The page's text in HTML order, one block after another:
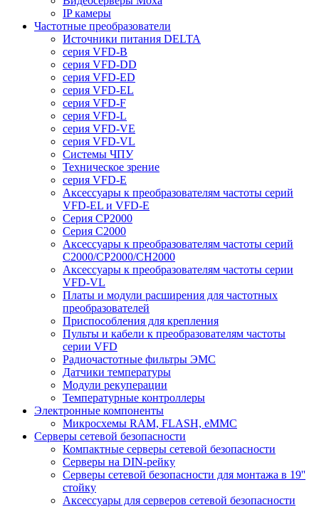
IP камеры
Частотные преобразователи
Источники питания DELTA
серия VFD-B
серия VFD-DD
серия VFD-ED
серия VFD-EL
серия VFD-F
серия VFD-L
серия VFD-VE
серия VFD-VL
Системы ЧПУ
Техническое зрение
серия VFD-E
Аксессуары к преобразователям частоты серий
VFD-EL и VFD-E
Серия CP2000
Серия C2000
Аксессуары к преобразователям частоты серий
С2000/CP2000/CH2000
Аксессуары к преобразователям частоты серии
VFD-VL
Платы и модули расширения для частотных
преобразователей
Приспособления для крепления
Пульты и кабели к преобразователям частоты
серии VFD
Радиочастотные фильтры ЭМС
Датчики температуры
Модули рекуперации
Температурные контроллеры
Электронные компоненты
Микросхемы RAM, FLASH, eMMC
Серверы сетевой безопасности
Компактные серверы сетевой безопасности
Серверы на DIN-рейку
Серверы сетевой безопасности для монтажа в 19''
стойку
Аксессуары для серверов сетевой безопасности